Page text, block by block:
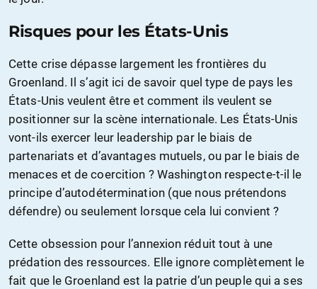
Risques pour les États-Unis
Cette crise dépasse largement les frontières du
Groenland. Il s’agit ici de savoir quel type de pays les
États-Unis veulent être et comment ils veulent se
positionner sur la scène internationale. Les États-Unis
vont-ils exercer leur leadership par le biais de
partenariats et d’avantages mutuels, ou par le biais de
menaces et de coercition ? Washington respecte-t-il le
principe d’autodétermination (que nous prétendons
défendre) ou seulement lorsque cela lui convient ?
Cette obsession pour l’annexion réduit tout à une
prédation des ressources. Elle ignore complètement le
fait que le Groenland est la patrie d’un peuple qui a ses